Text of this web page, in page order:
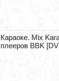
Караоке. Mix
плееров BBK